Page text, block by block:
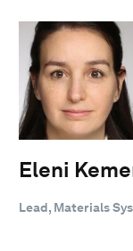
Eleni
Lead, Materials